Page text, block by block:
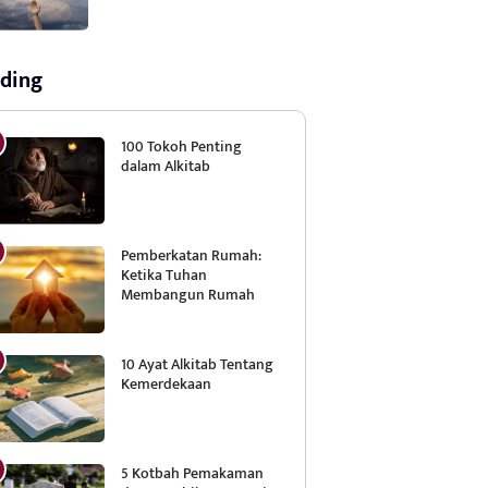
100 Tokoh Penting
dalam Alkitab
Pemberkatan Rumah:
Ketika Tuhan
Membangun Rumah
10 Ayat Alkitab Tentang
Kemerdekaan
5 Kotbah Pemakaman